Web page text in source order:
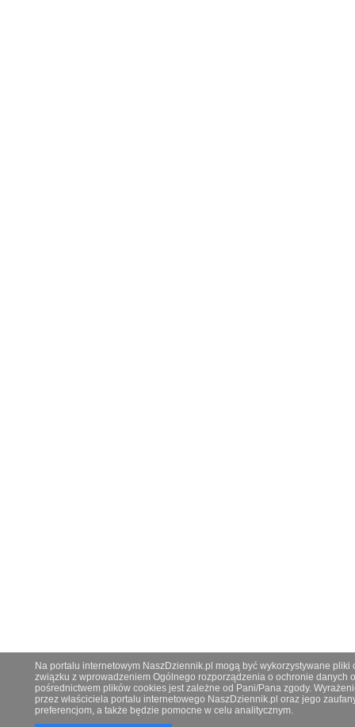
Na portalu internetowym NaszDziennik.pl mogą być wykorzystywane
związku z wprowadzeniem Ogólnego rozporządzenia o ochronie danych
pośrednictwem plików cookies jest zależne od Pani/Pana zgody.
przez właściciela portalu internetowego NaszDziennik.pl oraz jego
preferencjom, a także będzie pomocne w celu analitycznym.